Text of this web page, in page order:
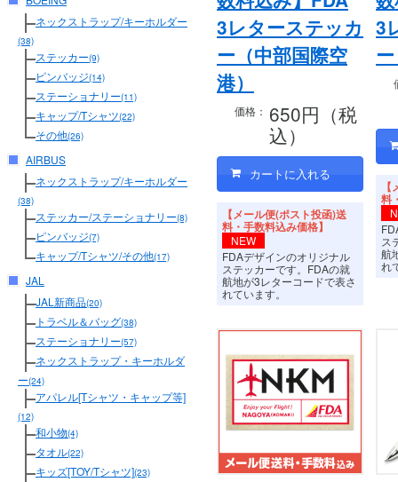
ネックストラップ/キーホルダー
(38)
ステッカー(9)
ピンバッジ(14)
ステーショナリー(11)
キャップ/Tシャツ(22)
その他(26)
AIRBUS
ネックストラップ/キーホルダー
(38)
ステッカー/ステーショナリー(8)
ピンバッジ(7)
キャップ/Tシャツ/その他(17)
JAL
JAL新商品(20)
トラベル＆バッグ(38)
ステーショナリー(57)
ネックストラップ・キーホルダ
ー(24)
アパレル[Tシャツ・キャップ等]
(12)
和小物(4)
タオル(22)
キッズ[TOY/Tシャツ](23)
3レターステッカ
ー（中部国際空
港）
価格： 650円（税
込）
【メール便(ポスト投函)送
料・手数料込み価格】
NEW
FDAデザインのオリジナル
ステッカーです。FDAの就
航地が3レターコードで表さ
れています。
3
料
ス
航
れ